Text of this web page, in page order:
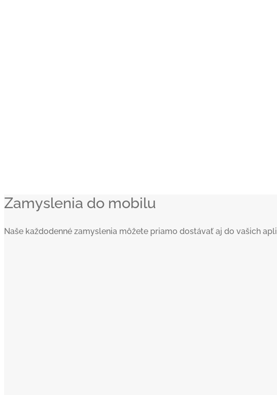
Zamyslenia do mobilu
Naše každodenné zamyslenia môžete priamo dostávať aj do vašich